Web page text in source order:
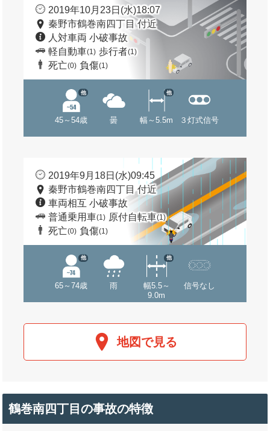
2019年10月23日(水)18:07
秦野市鶴巻南四丁目 付近
人対車両 小破事故
軽自動車(1) 歩行者(1)
死亡(0) 負傷(1)
45～54歳
他
曇 幅～5.5m
他
３灯式信号
2019年9月18日(水)09:45
秦野市鶴巻南四丁目 付近
車両相互 小破事故
普通乗用車(1) 原付自転車(1)
死亡(0) 負傷(1)
65～74歳
他
雨
幅5.5～
9.0m
他
信号なし
地図で見る
鶴巻南四丁目の事故の特徴